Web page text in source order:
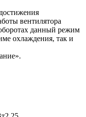
вентилятора
данный режим
охлаждения, так и